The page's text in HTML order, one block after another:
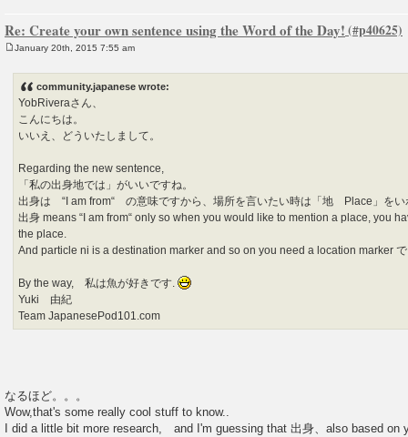
Re: Create your own sentence using the Word of the Day!
January 20th, 2015 7:55 am
community.japanese wrote:
YobRiveraさん、
こんにちは。
いいえ、どういたしまして。
Regarding the new sentence,
「私の出身地では」がいいですね。
出身は “I am from“ の意味ですから、場所を言いたい時は「地 Place」をい
出身 means “I am from“ only so when you would like to mention a place, you
the place.
And particle ni is a destination marker and so on you need a location marker
By the way, 私は魚が好きです.
Yuki 由紀
Team JapanesePod101.com
なるほど。。。
Wow,that's some really cool stuff to know..
I did a little bit more research, and I'm guessing that 出身、also based on